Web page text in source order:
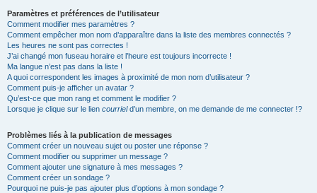
Paramètres et préférences de l’utilisateur
Comment modifier mes paramètres ?
Comment empêcher mon nom d’apparaître dans la liste des membres connectés ?
Les heures ne sont pas correctes !
J’ai changé mon fuseau horaire et l’heure est toujours incorrecte !
Ma langue n’est pas dans la liste !
A quoi correspondent les images à proximité de mon nom d’utilisateur ?
Comment puis-je afficher un avatar ?
Qu’est-ce que mon rang et comment le modifier ?
Lorsque je clique sur le lien courrield’un membre, on me demande de me connecter !?
Problèmes liés à la publication de messages
Comment créer un nouveau sujet ou poster une réponse ?
Comment modifier ou supprimer un message ?
Comment ajouter une signature à mes messages ?
Comment créer un sondage ?
Pourquoi ne puis-je pas ajouter plus d’options à mon sondage ?